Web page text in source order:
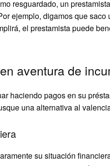
resguardado, un
ejemplo, digamos que
el prestamista puede
aventura de
haciendo pagos en su
una alternativa al
su situación